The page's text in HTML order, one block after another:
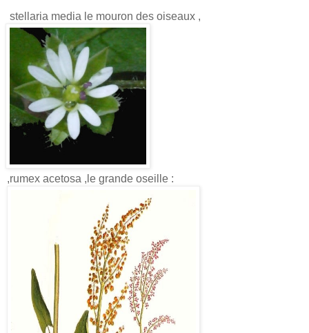
stellaria media le mouron des oiseaux ,
,rumex acetosa ,le grande oseille :